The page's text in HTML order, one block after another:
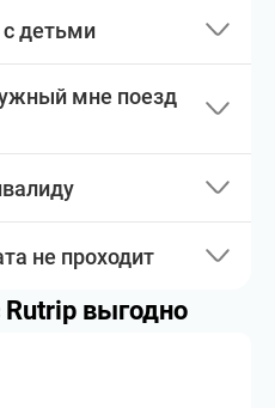
детьми
мне поезд
не проходит
выгодно